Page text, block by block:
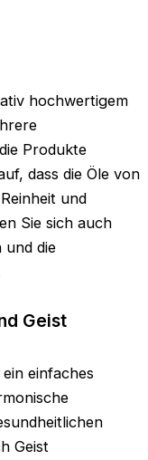
hochwertigem
Produkte
dass die Öle von
und
Sie sich auch
die
Geist
einfaches
Geist